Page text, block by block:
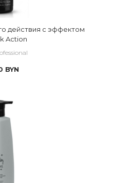
действия с эффектом
Action
BYN